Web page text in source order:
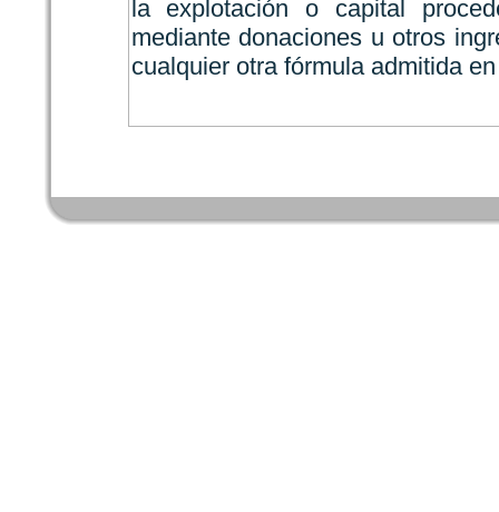
la explotación o capital
mediante donaciones u otros
cualquier otra fórmula admitida